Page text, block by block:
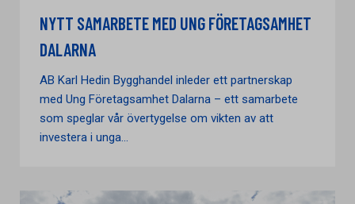
NYTT SAMARBETE MED UNG FÖRETAGSAMHET
DALARNA
AB Karl Hedin Bygghandel inleder ett partnerskap
med Ung Företagsamhet Dalarna – ett samarbete
som speglar vår övertygelse om vikten av att
investera i unga...